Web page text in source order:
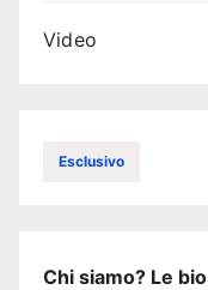
Video
Esclusivo
Chi siamo? Le bio